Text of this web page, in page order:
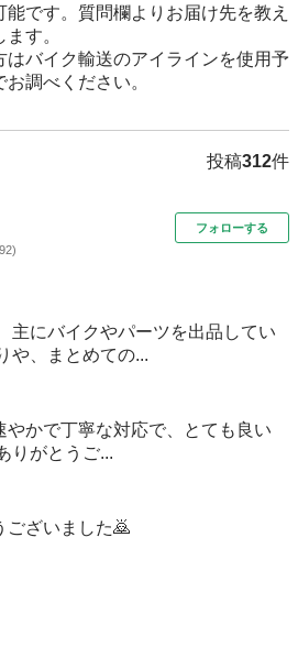
です。質問欄よりお届け先を教え
す。
はバイク輸送のアイラインを使用予
調べください。
投稿312件
92)
フォローする
主にバイクやパーツを出品してい
や、まとめての...
やかで丁寧な対応で、とても良い
りがとうご...
ございました🙇